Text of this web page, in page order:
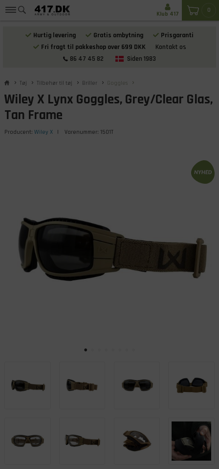
Hurtig levering Gratis ombytning
Prisgaranti
Fri fragt til pakkeshop over 699 DKK
Kontakt os
86 47 45 82
Siden 1983
0
Klub 417
Tøj Tilbehør til tøj Briller Goggles
Wiley X Lynx Goggles, Grey/Clear Glas,
Tan Frame
Producent: Wiley X | Varenummer: 1501T